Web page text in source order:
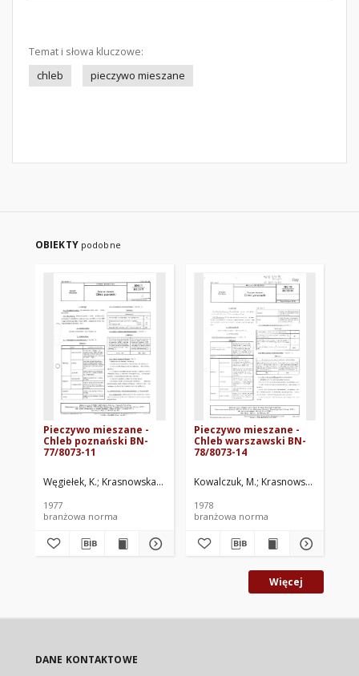
Temat i słowa kluczowe:
chleb
pieczywo mieszane
OBIEKTY podobne
Pieczywo mieszane -
Chleb poznański BN-
77/8073-11
Węgiełek, K. Krasnowska, B. SPOŁEM CZSS Zakład Badawczy
1977
branżowa norma
Pieczywo mieszane -
Chleb warszawski BN-
78/8073-14
Kowalczuk, M. Krasnowska, B.
1978
branżowa norma
Więcej
DANE KONTAKTOWE